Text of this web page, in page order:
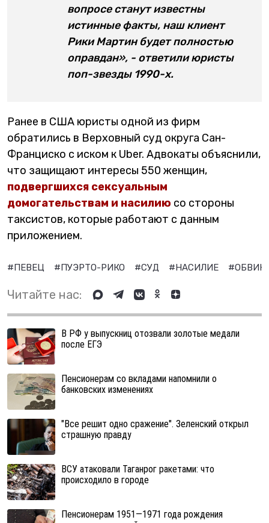
вопросе станут известны
истинные факты, наш клиент
Рики Мартин будет полностью
оправдан», - ответили юристы
поп-звезды 1990-х.
Ранее в США юристы одной из фирм
обратились в Верховный суд округа Сан-
Франциско с иском к Uber. Адвокаты объяснили,
что защищают интересы 550 женщин,
подвергшихся сексуальным
домогательствам и насилию со стороны
таксистов, которые работают с данным
приложением.
#ПЕВЕЦ #ПУЭРТО-РИКО #СУД #НАСИЛИЕ
Читайте нас:
В РФ у выпускниц отозвали золотые медали
после ЕГЭ
Пенсионерам со вкладами напомнили о
банковских изменениях
"Все решит одно сражение". Зеленский открыл
страшную правду
ВСУ атаковали Таганрог ракетами: что
происходило в городе
Пенсионерам 1951—1971 года рождения